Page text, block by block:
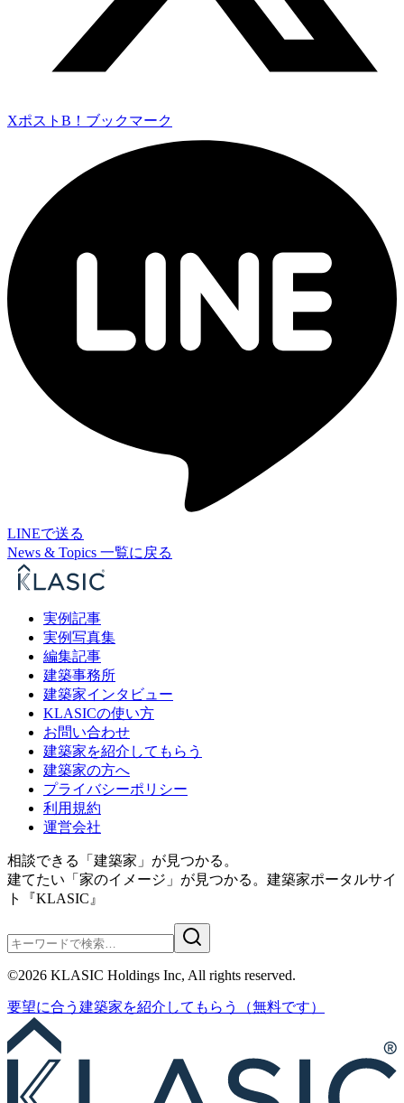
Xポスト B！ブックマーク
LINEで送る
News & Topics 一覧に戻る
実例記事
実例写真集
編集記事
建築事務所
建築家インタビュー
KLASICの使い方
お問い合わせ
建築家を紹介してもらう
建築家の方へ
プライバシーポリシー
利用規約
運営会社
相談できる「建築家」が見つかる。
建てたい「家のイメージ」が見つかる。 建築家ポータルサイ
ト『KLASIC』
©2026 KLASIC Holdings Inc, All rights reserved.
要望に合う 建築家を紹介 してもらう （無料です）